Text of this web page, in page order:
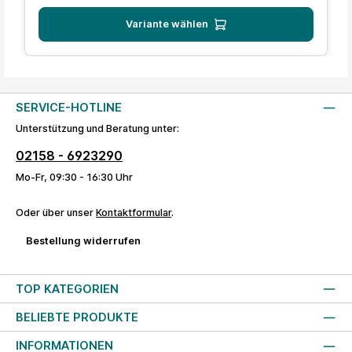
Variante wählen
SERVICE-HOTLINE
Unterstützung und Beratung unter:
02158 - 6923290
Mo-Fr, 09:30 - 16:30 Uhr
Oder über unser Kontaktformular.
Bestellung widerrufen
TOP KATEGORIEN
BELIEBTE PRODUKTE
INFORMATIONEN